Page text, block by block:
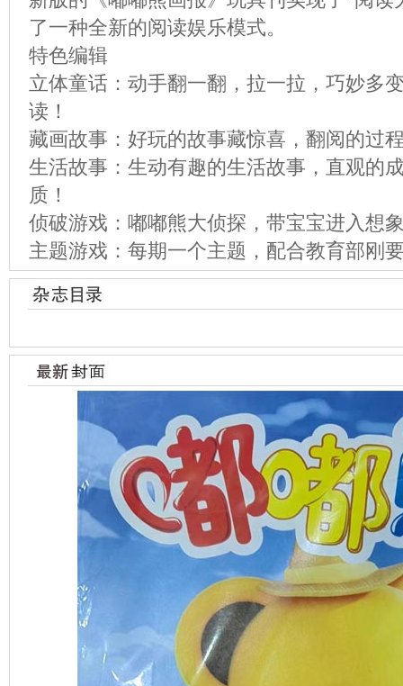
了一种全新的阅读娱乐模式。
特色编辑
立体童话：动手翻一翻，拉一拉，巧妙多
读！
藏画故事：好玩的故事藏惊喜，翻阅的过
生活故事：生动有趣的生活故事，直观的
质！
侦破游戏：嘟嘟熊大侦探，带宝宝进入想
主题游戏：每期一个主题，配合教育部刚